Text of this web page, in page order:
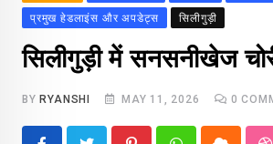
प्रमुख हेडलाइंस और अपडेट्स
सिलीगुड़ी
सिलीगुड़ी में सनसनीखेज
BYRYANSHI MAY 11, 2026 0